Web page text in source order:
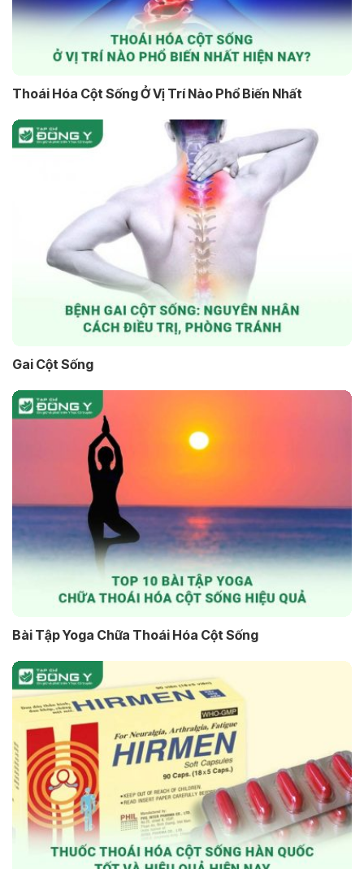
Thoái Hóa Cột Sống Ở Vị Trí Nào Phổ Biến Nhất
Gai Cột Sống
Bài Tập Yoga Chữa Thoái Hóa Cột Sống